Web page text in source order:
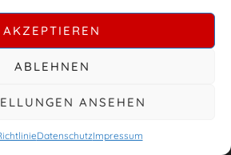
AKZEPTIEREN
ABLEHNEN
ANSEHEN
DatenschutzImpressum